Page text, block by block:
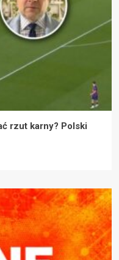
rzut karny? Polski